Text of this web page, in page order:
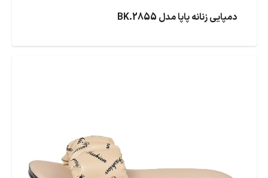
دمپایی زنانه پاپا مدل BK.2855